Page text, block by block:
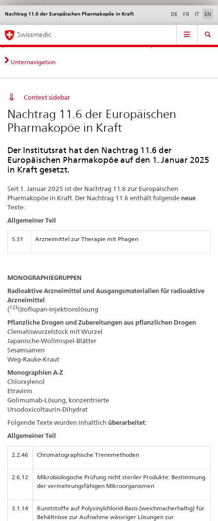
Direct
navigation:
news,
legal
contact
News &
standards
Contact | Support &
Help
Nachtrag 11.6 der Europäischen Pharmakopöe in Kraft
Languages DE FR IT EN
Service
Main
Navigation
Swissmedic
Unternavigation
Context sidebar
Nachtrag 11.6 der Europäischen
Pharmakopöe in Kraft
Der Institutsrat hat den Nachtrag 11.6 der
Europäischen Pharmakopöe auf den 1. Januar 2025
in Kraft gesetzt.
Seit 1. Januar 2025 ist der Nachtrag 11.6 zur Europäischen
Pharmakopöe in Kraft. Der Nachtrag 11.6 enthält folgende neue
Texte:
Allgemeiner Teil
5.31 Arzneimittel zur Therapie mit Phagen
MONOGRAPHIEGRUPPEN
Radioaktive Arzneimittel und Ausgangsmaterialien für radioaktive
Arzneimittel
(123I)Ioflupan-Injektionslösung
Pflanzliche Drogen und Zubereitungen aus pflanzlichen Drogen
Clematiswurzelstock mit Wurzel
Japanische-Wollmispel-Blätter
Sesamsamen
Weg-Rauke-Kraut
Monographien A-Z
Chlorxylenol
Etravirin
Golimumab-Lösung, konzentrierte
Ursodoxicoltaurin-Dihydrat
Folgende Texte wurden inhaltlich überarbeitet:
Allgemeiner Teil
2.2.46 Chromatographische Trennmethoden
2.6.12
Mikrobiologische Prüfung nicht steriler Produkte: Bestimmung
der vermehrungsfähigen Mikroorganismen
3.1.14
Kunststoffe auf Polyvinylchlorid-Basis (weichmacherhaltig) für
Behältnisse zur Aufnahme wässriger Lösungen zur